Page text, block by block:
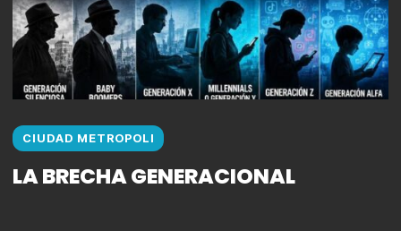
CIUDAD METROPOLI
LA BRECHA GENERACIONAL